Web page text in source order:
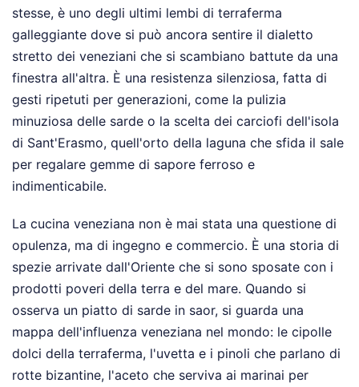
stesse, è uno degli ultimi lembi di terraferma
galleggiante dove si può ancora sentire il dialetto
stretto dei veneziani che si scambiano battute da una
finestra all'altra. È una resistenza silenziosa, fatta di
gesti ripetuti per generazioni, come la pulizia
minuziosa delle sarde o la scelta dei carciofi dell'isola
di Sant'Erasmo, quell'orto della laguna che sfida il sale
per regalare gemme di sapore ferroso e
indimenticabile.
La cucina veneziana non è mai stata una questione di
opulenza, ma di ingegno e commercio. È una storia di
spezie arrivate dall'Oriente che si sono sposate con i
prodotti poveri della terra e del mare. Quando si
osserva un piatto di sarde in saor, si guarda una
mappa dell'influenza veneziana nel mondo: le cipolle
dolci della terraferma, l'uvetta e i pinoli che parlano di
rotte bizantine, l'aceto che serviva ai marinai per